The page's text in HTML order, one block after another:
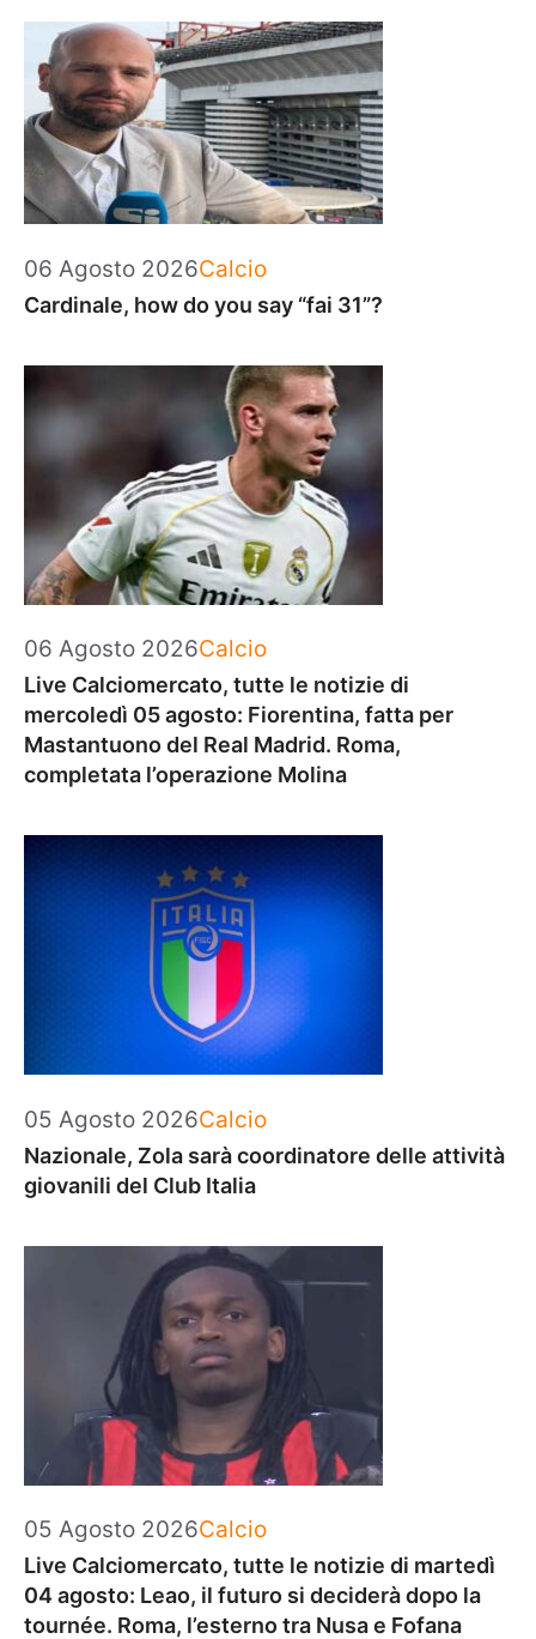
06 Agosto 2026Categorie
Calcio
Cardinale, how do you say “fai 31”?
06 Agosto 2026Categorie
Calcio
Live Calciomercato, tutte le notizie di
mercoledì 05 agosto: Fiorentina, fatta per
Mastantuono del Real Madrid. Roma,
completata l’operazione Molina
05 Agosto 2026Categorie
Calcio
Nazionale, Zola sarà coordinatore delle attività
giovanili del Club Italia
05 Agosto 2026Categorie
Calcio
Live Calciomercato, tutte le notizie di martedì
04 agosto: Leao, il futuro si deciderà dopo la
tournée. Roma, l’esterno tra Nusa e Fofana